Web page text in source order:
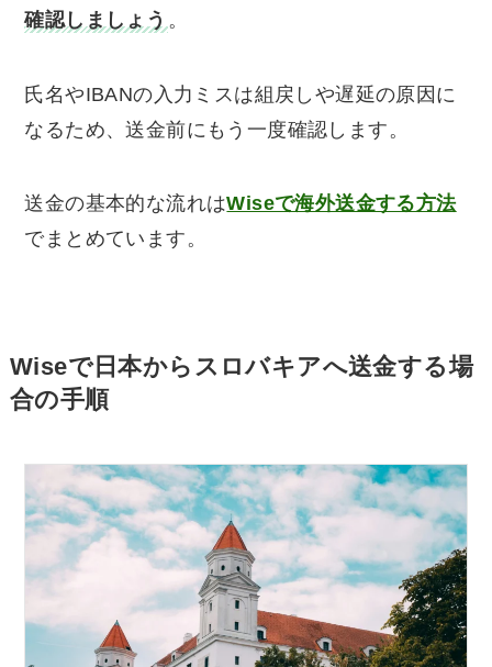
確認しましょう 。
氏名やIBANの入力ミスは組戻しや遅延の原因に
なるため、送金前にもう一度確認します。
送金の基本的な流れはWiseで海外送金する方法
でまとめています。
Wiseで日本からスロバキアへ送金する場
合の手順